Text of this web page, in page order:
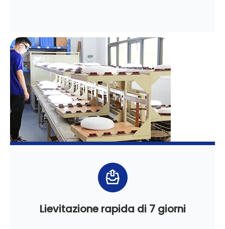
Lievitazione rapida di 7 giorni